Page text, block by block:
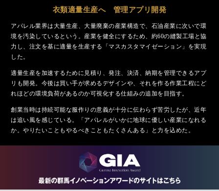
衣類適量生産へ 管理アプリ開発
アパレル業界は大量生産、大量廃棄の産業構造で、石油産業に次いで環
境を汚染しているという。産業を健全にするため、約60の縫製工場と協
力し、注文を基に適量を生産する「マスカスタマイゼーション」を実現
した。
適量生産を加速するために見積り、発注、決済、納期を管理できるアプ
リも開発。今後は買い手が求めるデザインや、それを作る作業工程にど
れほどの環境負荷があるのか可視化する仕組みの追加を目指す。
創業当時は持続可能な服作りの意義が十分に伝わらず苦労したが、近年
は追い風を感じている。「アパレルがいかに地球に優しい産業になれる
か。やりたいこともやるべきこともたくさんある」と力を込めた。